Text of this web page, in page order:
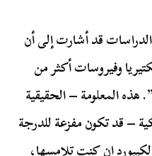
قد أشارت إلى أن
وفيروسات أكثر من
بحوالي 400 مرة”. هذه المعلومة – الحقيقية
– قد تكون مفزعة للدرجة
إن كنت تلامسها،